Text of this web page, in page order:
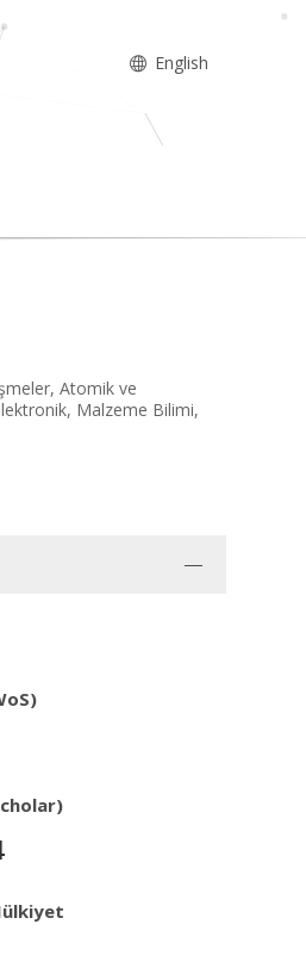
English
Atomik ve
Malzeme Bilimi,